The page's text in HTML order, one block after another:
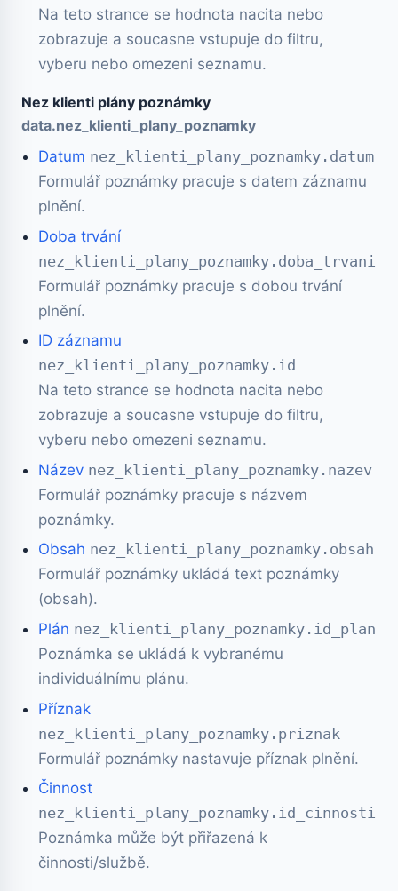
Na teto strance se hodnota nacita nebo
zobrazuje a soucasne vstupuje do filtru,
vyberu nebo omezeni seznamu.
Nez klienti plány poznámky
data.nez_klienti_plany_poznamky
Datum nez_klienti_plany_poznamky.datum
Formulář poznámky pracuje s datem záznamu
plnění.
Doba trvání
nez_klienti_plany_poznamky.doba_trvani
Formulář poznámky pracuje s dobou trvání
plnění.
ID záznamu
nez_klienti_plany_poznamky.id
Na teto strance se hodnota nacita nebo
zobrazuje a soucasne vstupuje do filtru,
vyberu nebo omezeni seznamu.
Název nez_klienti_plany_poznamky.nazev
Formulář poznámky pracuje s názvem
poznámky.
Obsah nez_klienti_plany_poznamky.obsah
Formulář poznámky ukládá text poznámky
(obsah).
Plán nez_klienti_plany_poznamky.id_plan
Poznámka se ukládá k vybranému
individuálnímu plánu.
Příznak
nez_klienti_plany_poznamky.priznak
Formulář poznámky nastavuje příznak plnění.
Činnost
nez_klienti_plany_poznamky.id_cinnosti
Poznámka může být přiřazená k
činnosti/službě.